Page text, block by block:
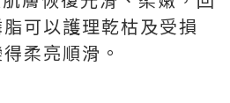
可以護理乾枯及受損
柔亮順滑。